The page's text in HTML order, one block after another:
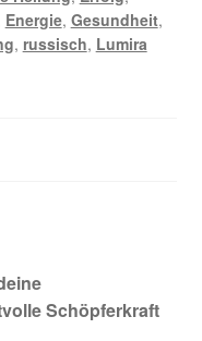
Energie, Gesundheit,
, russisch, Lumira
Schöpferkraft